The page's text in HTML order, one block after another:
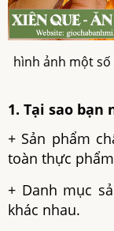
hình ảnh một số
1. Tại sao bạn
+ Sản phẩm
toàn thực
+ Danh mục
khác nhau.